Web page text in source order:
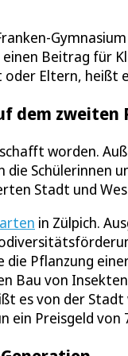
Beitrag für
Eltern, heißt
dem zweiten
worden.
Schülerinnen
Stadt und
in Zülpich.
Pflanzung
Bau von
es von der
Preisgeld von